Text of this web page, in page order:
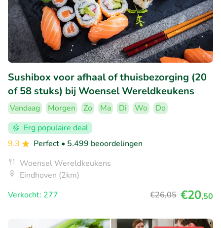
Sushibox voor afhaal of thuisbezorging (20
of 58 stuks) bij Woensel Wereldkeukens
Vandaag Morgen Zo Ma Di Wo
Do
Erg populaire deal
9.3
Perfect • 5.499 beoordelingen
Woensel Wereldkeukens
Eindhoven (2km)
Verkocht: 277
€26,05 €20,50